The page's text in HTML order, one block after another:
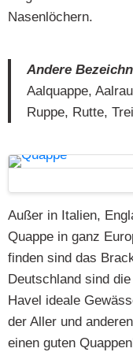
Nasenlöchern.
Andere
Aalquappe,
Ruppe, Rutte,
Außer in Italien,
Quappe in ganz
finden sind das
Deutschland sind
Havel ideale
der Aller und
einen guten